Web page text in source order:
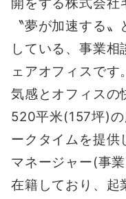
開をする株式会社
〝夢が加速する
している、事業
ェアオフィスで
気感とオフィスの
520平米(157坪)
ークタイムを提供
マネージャー(事
在籍しており、起